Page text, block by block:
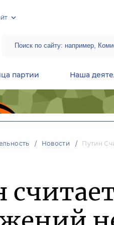
партии Наша
Новости Путин